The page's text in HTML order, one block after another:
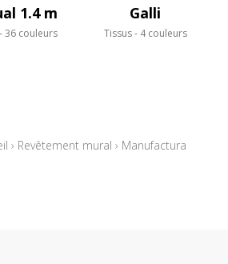
1.4 m
36 couleurs
Galli
Tissus 4 couleurs
› Revêtement mural › Manufactura